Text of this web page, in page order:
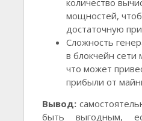
количество
мощностей,
достаточную
Сложность
в блокчейн сети
что может
прибыли от
Вывод:
быть выгодным,